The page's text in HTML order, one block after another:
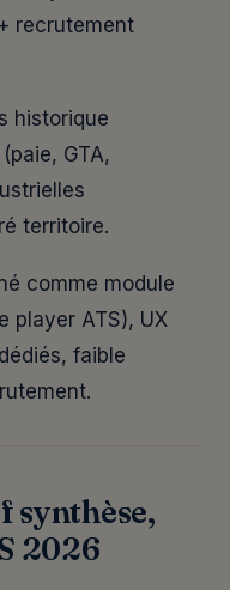
recrutement
historique
GTA,
territoire.
comme module
player ATS), UX
faible
synthèse,
2026